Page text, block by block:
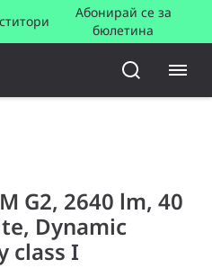
Абонирай се за
бюлетина
G2, 2640 lm, 40
Dynamic
class I